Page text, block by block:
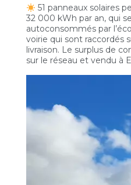
51 panneaux solaires
32 000 kWh par an, qui
autoconsommés par
voirie qui sont raccordés
livraison. Le surplus de
sur le réseau et vendu à